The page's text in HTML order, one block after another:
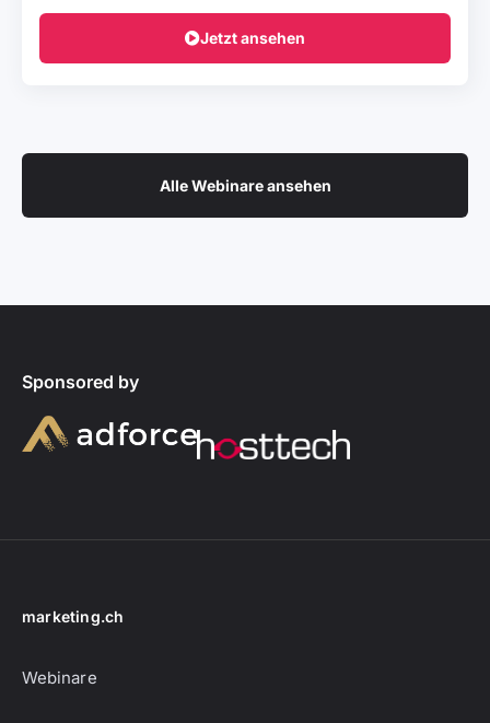
Jetzt ansehen
Alle Webinare ansehen
Sponsored by
marketing.ch
Webinare